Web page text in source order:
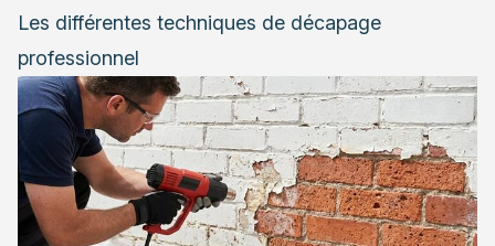
Les différentes techniques de décapage
professionnel